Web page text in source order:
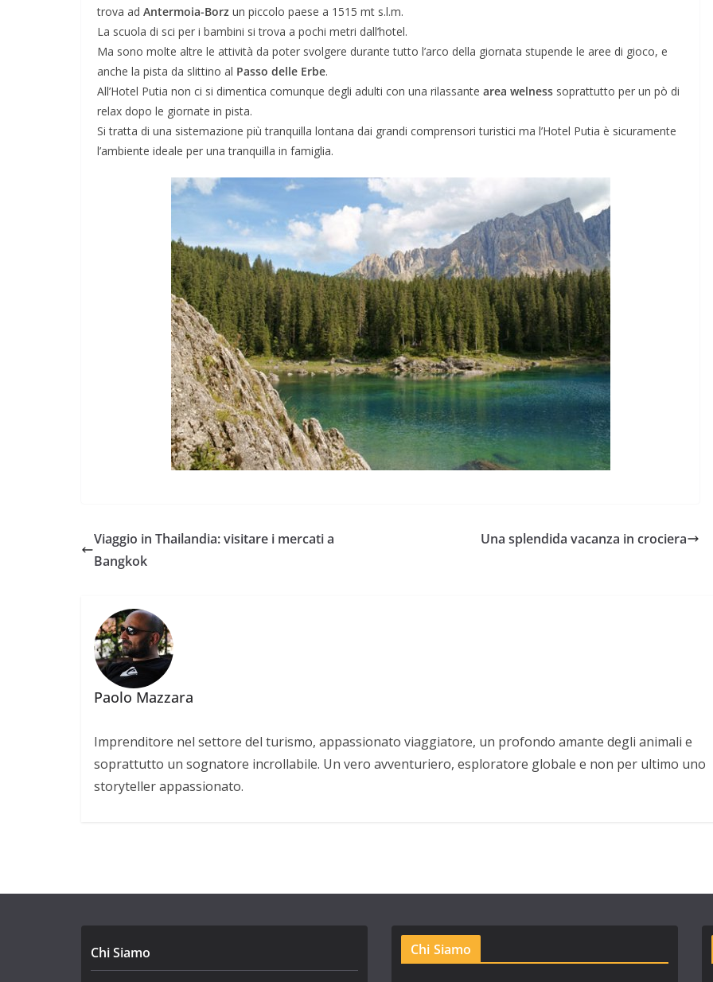
trova ad Antermoia-Borz un piccolo paese a 1515 mt s.l.m.
La scuola di sci per i bambini si trova a pochi metri dall’hotel.
Ma sono molte altre le attività da poter svolgere durante tutto l’arco della giornata stupende le aree di gioco, e
anche la pista da slittino al Passo delle Erbe.
All’Hotel Putia non ci si dimentica comunque degli adulti con una rilassante area welness soprattutto per un pò di
relax dopo le giornate in pista.
Si tratta di una sistemazione più tranquilla lontana dai grandi comprensori turistici ma l’Hotel Putia è sicuramente
l’ambiente ideale per una tranquilla in famiglia.
Viaggio in Thailandia: visitare i mercati a
Bangkok
Una splendida vacanza in crociera
Paolo Mazzara
Imprenditore nel settore del turismo, appassionato viaggiatore, un profondo amante degli animali e
soprattutto un sognatore incrollabile. Un vero avventuriero, esploratore globale e non per ultimo uno
storyteller appassionato.
Chi Siamo Chi Siamo